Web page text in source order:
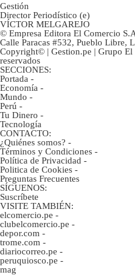
Gestión
Director Periodístico (e)
VÍCTOR MELGAREJO
© Empresa Editora El Comercio
Calle Paracas #532, Pueblo Libre,
Copyright© | Gestion.pe | Grupo El
reservados
SECCIONES:
Portada -
Economía -
Mundo -
Perú -
Tu Dinero -
Tecnología
CONTACTO:
¿Quiénes somos? -
Términos y Condiciones -
Política de Privacidad -
Politica de Cookies -
Preguntas Frecuentes
SÍGUENOS:
Suscríbete
VISITE TAMBIÉN:
elcomercio.pe -
clubelcomercio.pe -
depor.com -
trome.com -
diariocorreo.pe -
peruquiosco.pe -
mag